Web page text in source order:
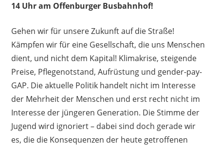
14 Uhr am Offenburger Busbahnhof!
Gehen wir für unsere Zukunft auf die Straße!
Kämpfen wir für eine Gesellschaft, die uns Menschen
dient, und nicht dem Kapital! Klimakrise, steigende
Preise, Pflegenotstand, Aufrüstung und gender-pay-
GAP. Die aktuelle Politik handelt nicht im Interesse
der Mehrheit der Menschen und erst recht nicht im
Interesse der jüngeren Generation. Die Stimme der
Jugend wird ignoriert – dabei sind doch gerade wir
es, die die Konsequenzen der heute getroffenen